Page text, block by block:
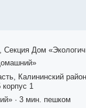
Секция Дом
Калининский
корпус 1
· 3 мин. пешком